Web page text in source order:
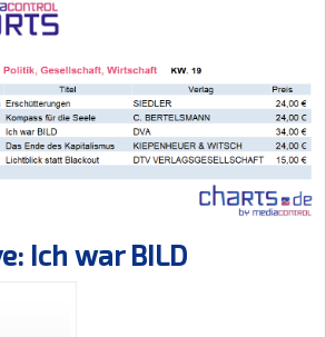
Ich war BILD